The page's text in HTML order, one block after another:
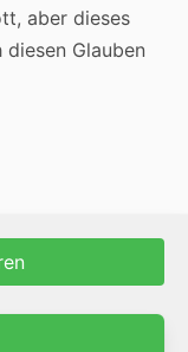
aber dieses
Glauben